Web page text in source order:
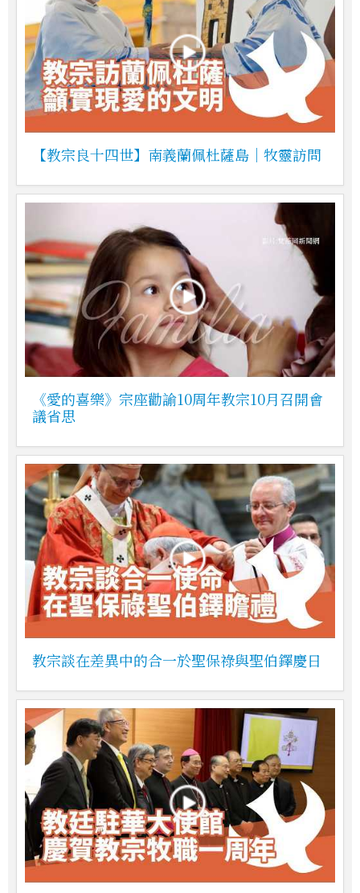
【教宗良十四世】南義蘭佩杜薩島｜牧靈訪問
《愛的喜樂》宗座勸諭10周年教宗10月召開會
議省思
教宗談在差異中的合一於聖保祿與聖伯鐸慶日